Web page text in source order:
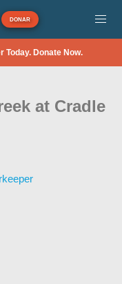
DONAR
Today. Donate Now.
at Cradle